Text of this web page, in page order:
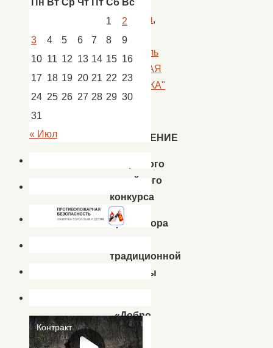
Афиша
Конкурсы,
Новости
Фестиваль
"СТЕПНАЯ
ГОРЛИНКА"
ПОЛОЖЕНИЕ
открытого
семейного
конкурса
фольклора
традиционной
культуры
«Добро
по
Пн Вт Ср Чт Пт Сб Вс
1
2
3
4 5 6 7 8
9
10 11 12 13 14 15 16
17 18 19 20 21 22 23
24 25 26 27 28 29 30
31
« Июл